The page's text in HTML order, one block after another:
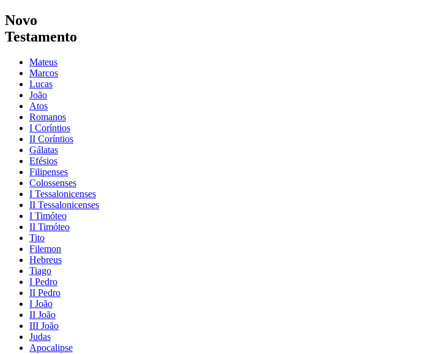
Novo
Testamento
Mateus
Marcos
Lucas
João
Atos
Romanos
I Coríntios
II Coríntios
Gálatas
Efésios
Filipenses
Colossenses
I Tessalonicenses
II Tessalonicenses
I Timóteo
II Timóteo
Tito
Filemon
Hebreus
Tiago
I Pedro
II Pedro
I João
II João
III João
Judas
Apocalipse